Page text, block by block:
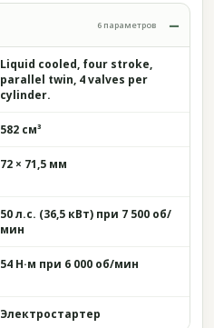
6 параметров
Liquid cooled, four stroke,
parallel twin, 4 valves per
cylinder.
582 см³
72 × 71,5 мм
50 л.с. (36,5 кВт) при 7 500 об/
мин
54 Н·м при 6 000 об/мин
Электростартер